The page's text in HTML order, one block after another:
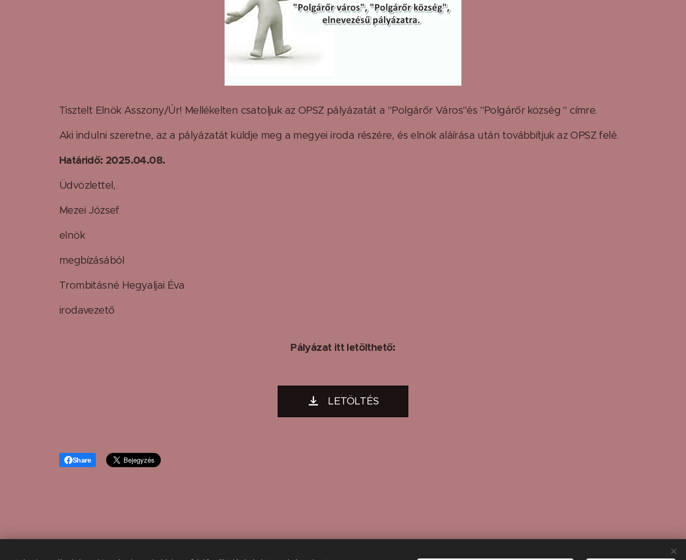
Tisztelt Elnök Asszony/Úr! Mellékelten csatoljuk az OPSZ pályázatát a "Polgárőr Város"és "Polgárőr község " címre.
Aki indulni szeretne, az a pályázatát küldje meg a megyei iroda részére, és elnök aláírása után továbbítjuk az OPSZ felé.
Határidő: 2025.04.08.
Üdvözlettel,
Mezei József
elnök
megbízásából
Trombitásné Hegyaljai Éva
irodavezető
Pályázat itt letölthető:
LETÖLTÉS
Share